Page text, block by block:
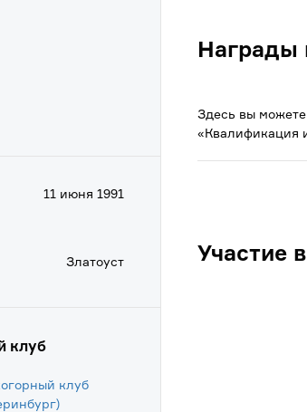
11 июня 1991
Златоуст
клуб
клуб
Награды
Здесь вы
«Квалификация
Участие